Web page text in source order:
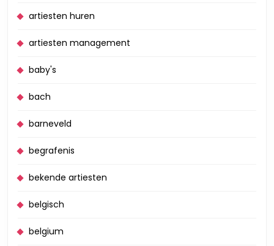
artiesten huren
artiesten management
baby's
bach
barneveld
begrafenis
bekende artiesten
belgisch
belgium